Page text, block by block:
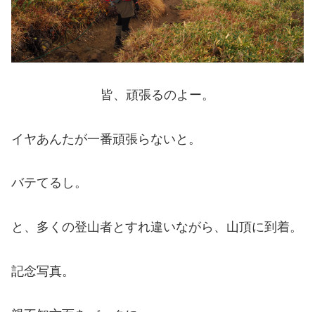
皆、頑張るのよー。
イヤあんたが一番頑張らないと。
バテてるし。
と、多くの登山者とすれ違いながら、山頂に到着。
記念写真。